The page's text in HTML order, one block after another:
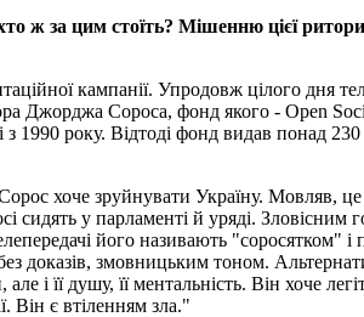
ж за цим стоїть? Мішенню цієї
кампанії. Упродовж цілого
Джорджа Сороса, фонд якого - Open
року. Відтоді фонд видав понад 230
хоче зруйнувати Україну. Мовляв, це
у парламенті й уряді.
його називають "соросятком" і
доказів, змовницьким тоном.
і її душу, її ментальність. Він хоче
Він є втіленням зла."